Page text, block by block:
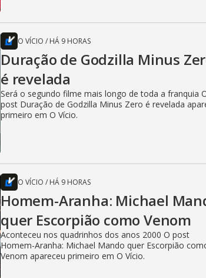
O VÍCIO / HÁ 9 HORAS
Duração de Godzilla Minus
é revelada
Será o segundo filme mais longo de toda a franquia
post Duração de Godzilla Minus Zero é revelada
primeiro em O Vício.
O VÍCIO / HÁ 9 HORAS
Homem-Aranha: Michael
quer Escorpião como Venom
Aconteceu nos quadrinhos dos anos 2000 O post
Homem-Aranha: Michael Mando quer Escorpião
Venom apareceu primeiro em O Vício.